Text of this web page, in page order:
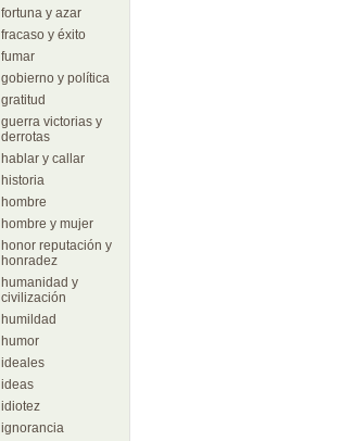
fortuna y azar
fracaso y éxito
fumar
gobierno y política
gratitud
guerra victorias y
derrotas
hablar y callar
historia
hombre
hombre y mujer
honor reputación y
honradez
humanidad y
civilización
humildad
humor
ideales
ideas
idiotez
ignorancia